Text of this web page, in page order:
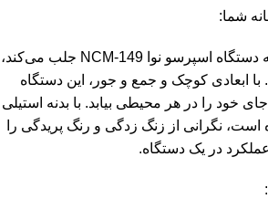
شما:
اولین چیزی که شما را به دستگاه اسپرسو نوا NCM-149 جلب می‌کند،
با ابعادی کوچک و جمع و جور، این دستگاه
خود را در هر محیطی بیابد. با بدنه استیلی
نگرانی از زنگ زدگی و رنگ پریدگی را
در یک دستگاه.